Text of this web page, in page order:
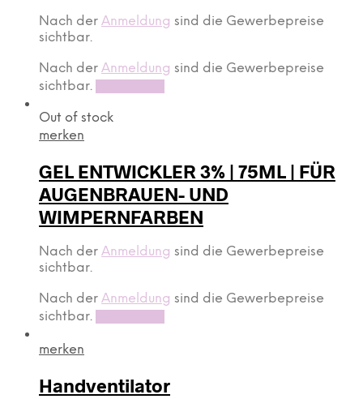
Nach der Anmeldung sind die Gewerbepreise
sichtbar.
Nach der Anmeldung sind die Gewerbepreise
sichtbar.
Out of stock
merken
GEL ENTWICKLER 3% | 75ML | FÜR
AUGENBRAUEN- UND
WIMPERNFARBEN
Nach der Anmeldung sind die Gewerbepreise
sichtbar.
Nach der Anmeldung sind die Gewerbepreise
sichtbar.
merken
Handventilator